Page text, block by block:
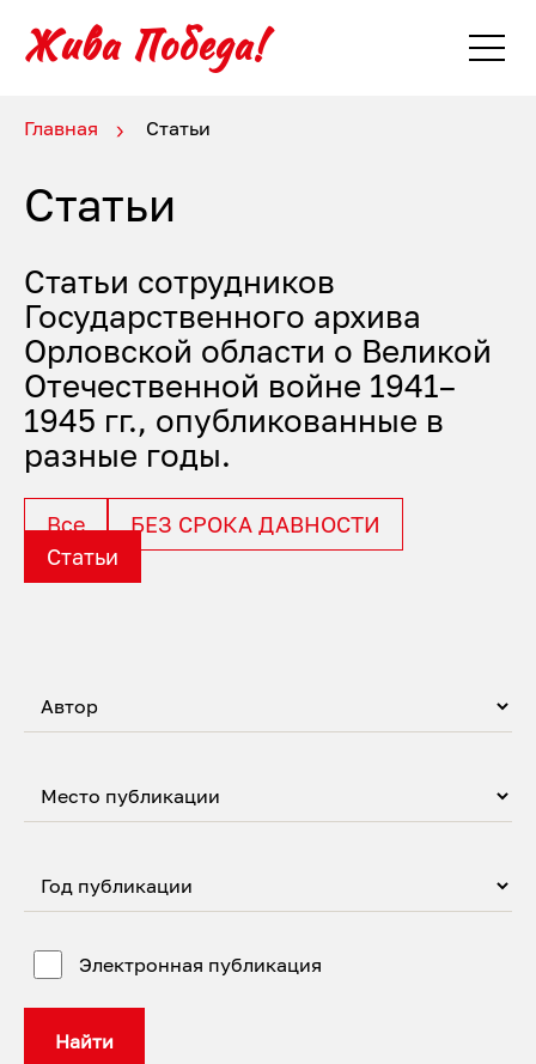
Главная Статьи
Статьи
Статьи сотрудников
Государственного архива
Орловской области о Великой
Отечественной войне 1941–
1945 гг., опубликованные в
разные годы.
Все
БЕЗ СРОКА ДАВНОСТИ
Статьи
Электронная публикация
Найти